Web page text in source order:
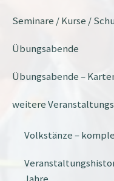
Seminare / Kurse /
Übungsabende
Übungsabende –
weitere
Volkstänze –